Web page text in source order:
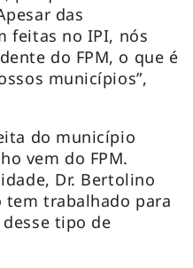
das
feitas no IPI, nós
do FPM, o que é
municípios”,
do município
vem do FPM.
Dr. Bertolino
tem trabalhado para
tipo de